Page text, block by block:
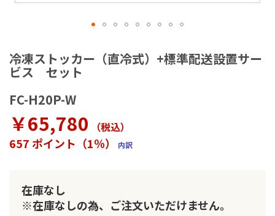
冷凍ストッカー（直冷式）+標準配送設置サー
ビス セット
FC-H20P-W
￥65,780 （税込）
657 ポイント（1％） 内訳
在庫なし
※在庫なしの為、ご注文いただけません。
メ
ー
ジ
ャ
リ
ー
の
に